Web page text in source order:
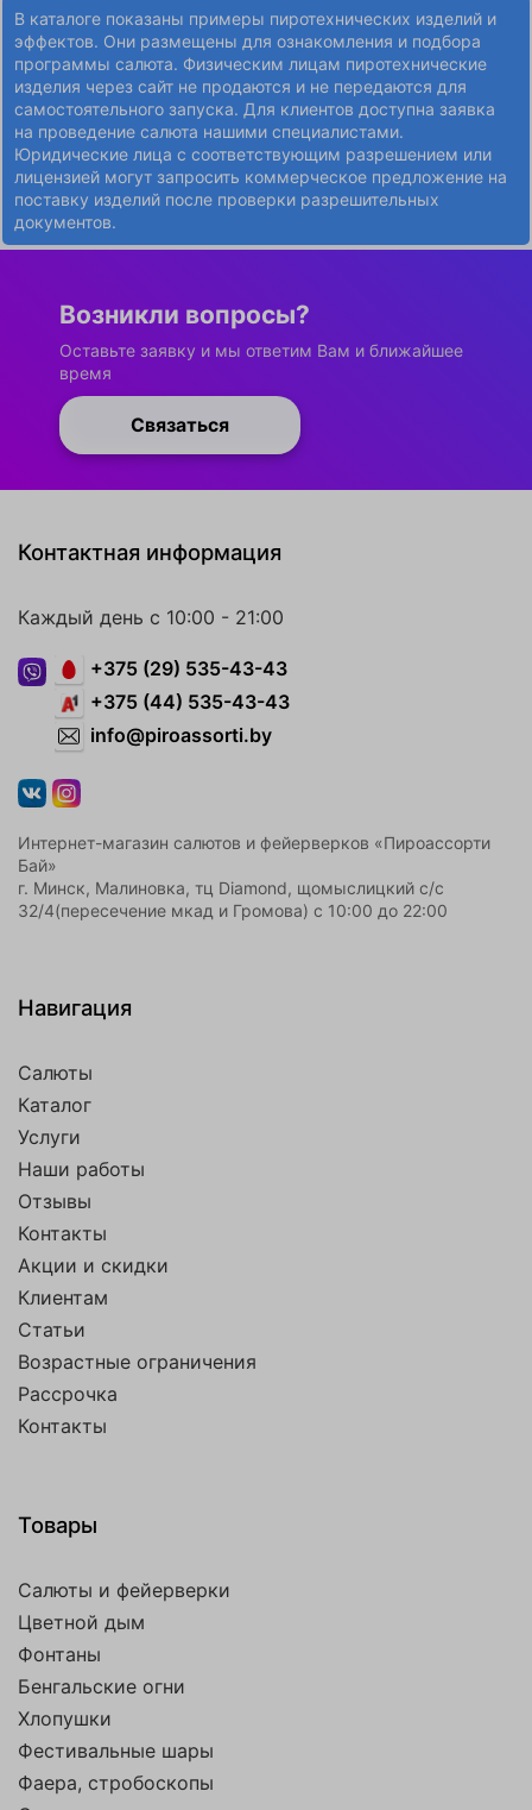
В каталоге показаны примеры пиротехнических изделий и
эффектов. Они размещены для ознакомления и подбора
программы салюта. Физическим лицам пиротехнические
изделия через сайт не продаются и не передаются для
самостоятельного запуска. Для клиентов доступна заявка
на проведение салюта нашими специалистами.
Юридические лица с соответствующим разрешением или
лицензией могут запросить коммерческое предложение на
поставку изделий после проверки разрешительных
документов.
Возникли вопросы?
Оставьте заявку и мы ответим Вам и ближайшее
время
Связаться
Контактная информация
Каждый день с 10:00 - 21:00
+375 (29) 535-43-43
+375 (44) 535-43-43
info@piroassorti.by
Интернет-магазин салютов и фейерверков «Пироассорти
Бай»
г. Минск, Малиновка, тц Diamond, щомыслицкий с/с
32/4(пересечение мкад и Громова) с 10:00 до 22:00
Навигация
Салюты
Каталог
Услуги
Наши работы
Отзывы
Контакты
Акции и скидки
Клиентам
Статьи
Возрастные ограничения
Рассрочка
Контакты
Товары
Салюты и фейерверки
Цветной дым
Фонтаны
Бенгальские огни
Хлопушки
Фестивальные шары
Фаера, стробоскопы